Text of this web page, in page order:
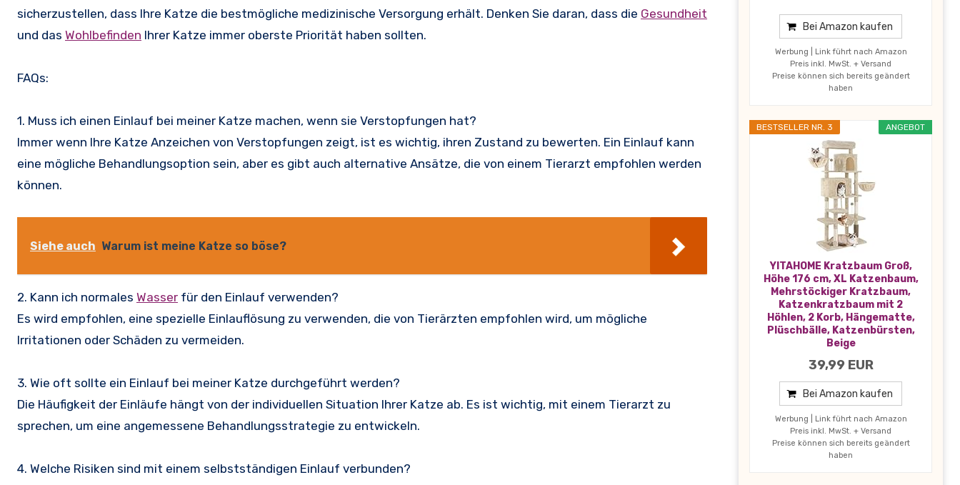
sicherzustellen, dass Ihre Katze die bestmögliche medizinische Versorgung erhält. Denken Sie daran, dass die Gesundheit
und das Wohlbefinden Ihrer Katze immer oberste Priorität haben sollten.
FAQs:
1. Muss ich einen Einlauf bei meiner Katze machen, wenn sie Verstopfungen hat?
Immer wenn Ihre Katze Anzeichen von Verstopfungen zeigt, ist es wichtig, ihren Zustand zu bewerten. Ein Einlauf kann
eine mögliche Behandlungsoption sein, aber es gibt auch alternative Ansätze, die von einem Tierarzt empfohlen werden
können.
Siehe auch Warum ist meine Katze so böse?
2. Kann ich normales Wasser für den Einlauf verwenden?
Es wird empfohlen, eine spezielle Einlauflösung zu verwenden, die von Tierärzten empfohlen wird, um mögliche
Irritationen oder Schäden zu vermeiden.
3. Wie oft sollte ein Einlauf bei meiner Katze durchgeführt werden?
Die Häufigkeit der Einläufe hängt von der individuellen Situation Ihrer Katze ab. Es ist wichtig, mit einem Tierarzt zu
sprechen, um eine angemessene Behandlungsstrategie zu entwickeln.
4. Welche Risiken sind mit einem selbstständigen Einlauf verbunden?
Bei Amazon kaufen
Werbung | Link führt nach Amazon
Preis inkl. MwSt. + Versand
Preise können sich bereits geändert
haben
ANGEBOT
BESTSELLER NR. 3
YITAHOME Kratzbaum Groß,
Höhe 176 cm, XL Katzenbaum,
Mehrstöckiger Kratzbaum,
Katzenkratzbaum mit 2
Höhlen, 2 Korb, Hängematte,
Plüschbälle, Katzenbürsten,
Beige
39,99 EUR
Bei Amazon kaufen
Werbung | Link führt nach Amazon
Preis inkl. MwSt. + Versand
Preise können sich bereits geändert
haben